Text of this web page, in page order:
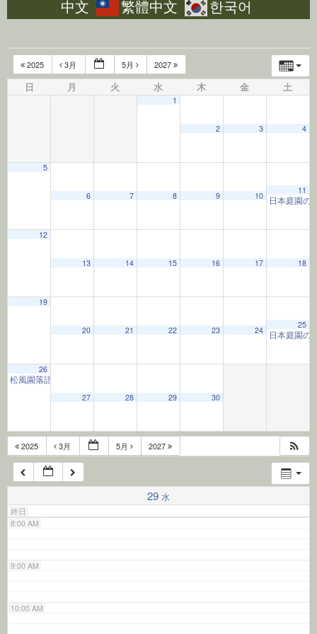
中文 繁體中文 한국어
2025 3月 5月 2027
日 月 火 水 木 金 土
1
2 3 4
5
6 7 8 9 10
11
日本庭園の
12
13 14 15 16 17 18
19
20 21 22 23 24
25
日本庭園の
26
松風園落語
27
28 29 30
2025 3月 5月 2027
29 水
終日
6:00 AM
7:00 AM
8:00 AM
9:00 AM
10:00 AM